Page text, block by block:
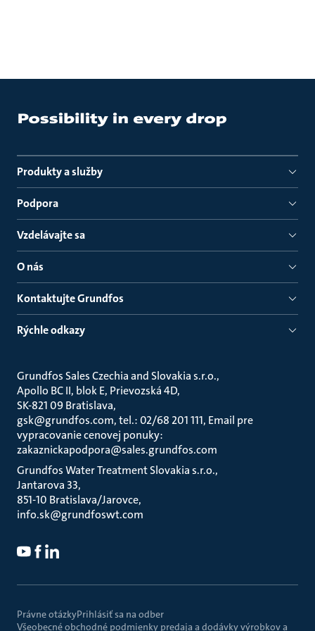
Produkty a služby
Podpora
Vzdelávajte sa
O nás
Kontaktujte Grundfos
Rýchle odkazy
Grundfos Sales Czechia and Slovakia s.r.o.
Apollo BC II, blok E, Prievozská 4D
SK-821 09 Bratislava
gsk@grundfos.com, tel.: 02/68 201 111, Email pre
vypracovanie cenovej ponuky:
zakaznickapodpora@sales.grundfos.com
Grundfos Water Treatment Slovakia s.r.o.
Jantarova 33
851-10 Bratislava/Jarovce
info.sk@grundfoswt.com
Právne otázkyPrihlásiť sa na odber
Všeobecné obchodné podmienky predaja a dodávky výrobkov a